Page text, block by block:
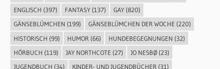
ENGLISCH (397) FANTASY(137) GAY(820)
GÄNSEBLÜMCHEN (199) GÄNSEBLÜMCHEN DER WOCHE (220)
HISTORISCH (99) HUMOR (66) HUNDEBEGEGNUNGEN (32)
HÖRBUCH (119) JAY NORTHCOTE (27) JO NESBØ(23)
JUGENDBUCH (34) KINDER- UND JUGENDBÜCHER (31)